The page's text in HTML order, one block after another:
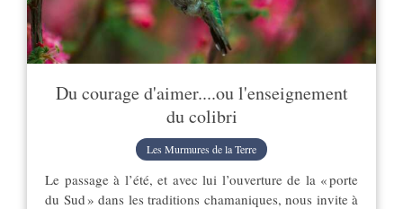
Du courage d'aimer....ou l'enseignement
du colibri
Les Murmures de la Terre
Le passage à l’été, et avec lui l’ouverture de la « porte
du Sud » dans les traditions chamaniques, nous invite à